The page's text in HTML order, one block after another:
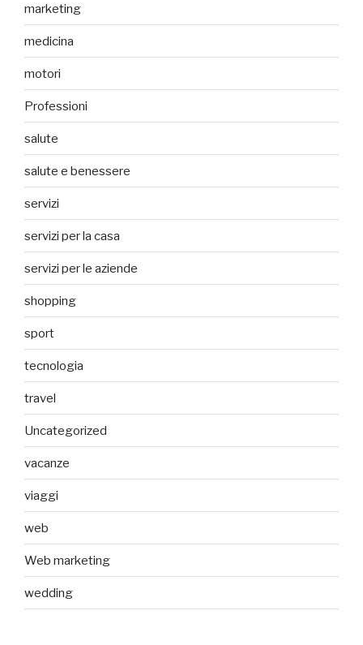
marketing
medicina
motori
Professioni
salute
salute e benessere
servizi
servizi per la casa
servizi per le aziende
shopping
sport
tecnologia
travel
Uncategorized
vacanze
viaggi
web
Web marketing
wedding